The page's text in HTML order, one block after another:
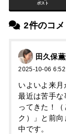
ポスト
2件のコメ
田久保
2025-10-06 6:52
いよいよ来月
最近は苦手
ってきた！
ク）」と前
中です。